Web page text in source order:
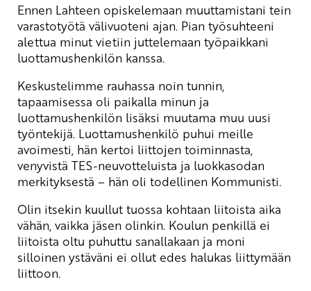
Ennen Lahteen opiskelemaan muuttamistani tein
varastotyötä välivuoteni ajan. Pian työsuhteeni
alettua minut vietiin juttelemaan työpaikkani
luottamushenkilön kanssa.
Keskustelimme rauhassa noin tunnin,
tapaamisessa oli paikalla minun ja
luottamushenkilön lisäksi muutama muu uusi
työntekijä. Luottamushenkilö puhui meille
avoimesti, hän kertoi liittojen toiminnasta,
venyvistä TES-neuvotteluista ja luokkasodan
merkityksestä – hän oli todellinen Kommunisti.
Olin itsekin kuullut tuossa kohtaan liitoista aika
vähän, vaikka jäsen olinkin. Koulun penkillä ei
liitoista oltu puhuttu sanallakaan ja moni
silloinen ystäväni ei ollut edes halukas liittymään
liittoon.